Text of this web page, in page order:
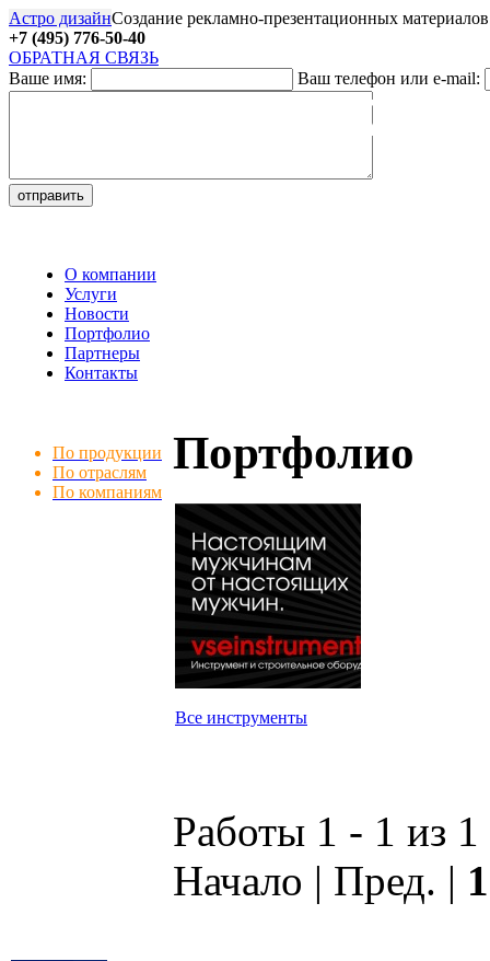
27
Астро дизайнСоздание рекламно-презентационных материалов
+7 (495) 776-50-40
ОБРАТНАЯ СВЯЗЬ
Ваше имя:
Ваш телефон или e-mail:
О компании
Услуги
Новости
Портфолио
Партнеры
Контакты
По продукции
По отраслям
По компаниям
Портфолио
Все инструменты
Работы 1 - 1 из 1
Начало | Пред. | 1